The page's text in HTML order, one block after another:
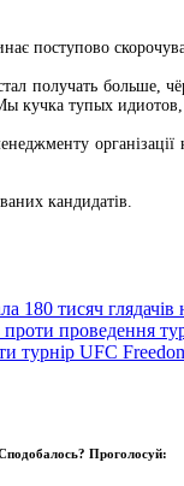
поступово
получать больше,
кучка тупых
кандидатів.
180 тисяч глядачів
проведення
турнір UFC
Проголосуй: